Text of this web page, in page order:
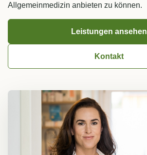
Allgemeinmedizin anbieten zu können.
Leistungen ansehen
Kontakt